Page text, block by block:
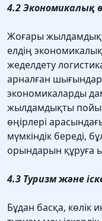
4.2 Экономикалық
Жоғары
елдiң экономикалық
жеделдету
арналған
экономикаларды
жылдамдықты
өңірлері
мүмкіндік береді,
орындарын құруға
4.3 Туризм және
Бұдан басқа,